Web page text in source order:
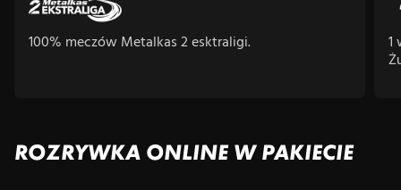
100% meczów Metalkas 2 esktraligi. 1
ROZRYWKA ONLINE W PAKIECIE